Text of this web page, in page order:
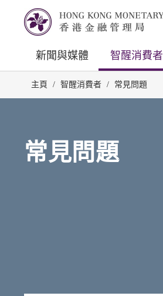
新聞與媒體 智醒消費者
主頁 / 智醒消費者 / 常見問題
常見問題